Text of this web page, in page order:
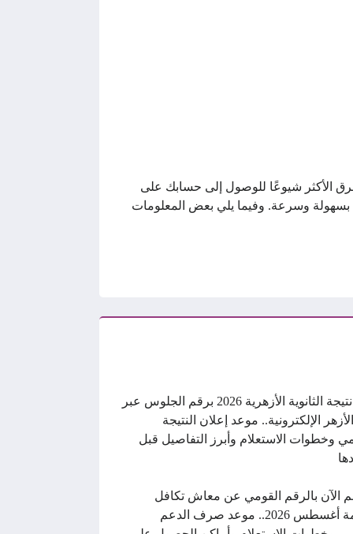
الأكثر شيوعًا للوصول إلى حسابك على
وسرعة. وفيما يلي بعض المعلومات
رابط نتيجة الثانوية الأزهرية 2026 برقم الجلوس عبر
الإلكترونية.. موعد إعلان النتيجة
وخطوات الاستعلام وأبرز التفاصيل قبل
الآن بالرقم القومي عن معاش تكافل
وكرامة أغسطس 2026.. موعد صرف الدعم